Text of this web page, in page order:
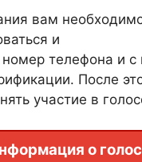
вам
и
номер телефона и
После
участие в
о